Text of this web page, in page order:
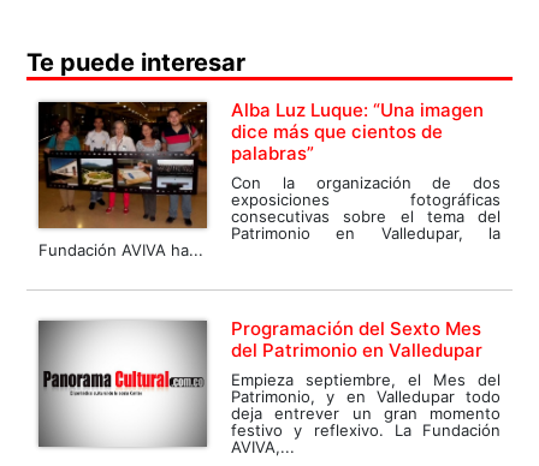
Te puede interesar
Alba Luz Luque: “Una imagen
dice más que cientos de
palabras”
Con la organización de dos
exposiciones fotográficas
consecutivas sobre el tema del
Patrimonio en Valledupar, la
Fundación AVIVA ha...
Programación del Sexto Mes
del Patrimonio en Valledupar
Empieza septiembre, el Mes del
Patrimonio, y en Valledupar todo
deja entrever un gran momento
festivo y reflexivo. La Fundación
AVIVA,...